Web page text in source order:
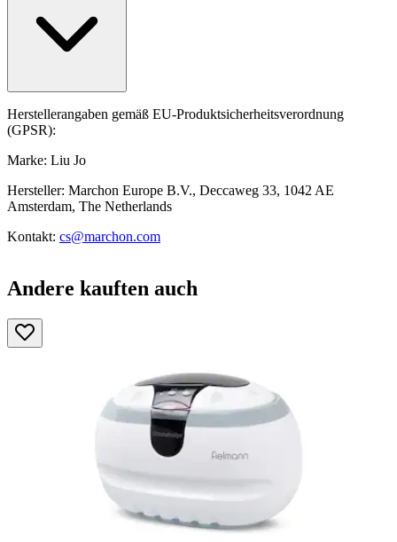
Herstellerangaben gemäß EU-Produktsicherheitsverordnung
(GPSR):
Marke: Liu Jo
Hersteller: Marchon Europe B.V., Deccaweg 33, 1042 AE
Amsterdam, The Netherlands
Kontakt: cs@marchon.com
Andere kauften auch